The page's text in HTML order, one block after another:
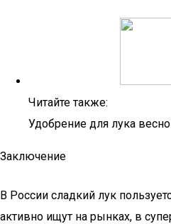
Читайте также:
Удобрение для лука
Заключение
В России сладкий лук
активно ищут на рынках, в